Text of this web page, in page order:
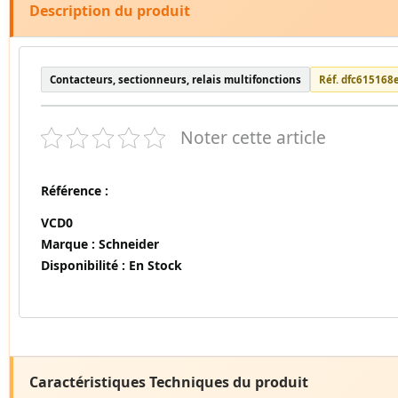
Description du produit
Contacteurs, sectionneurs, relais multifonctions Réf.
Noter cette article
Référence :
VCD0
Marque : Schneider
Disponibilité : En Stock
Caractéristiques Techniques du produit